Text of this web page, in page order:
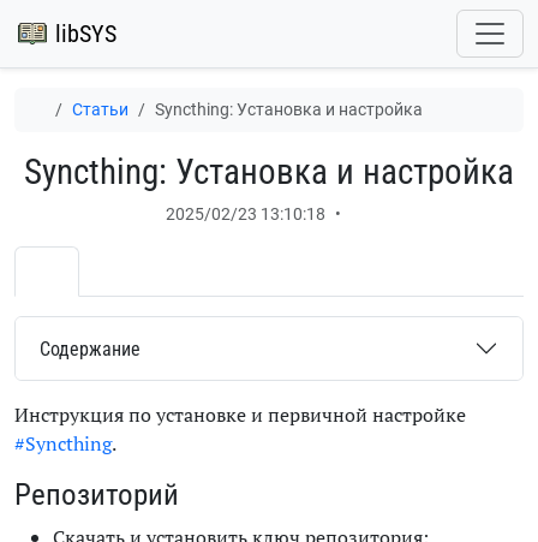
libSYS
Статьи Syncthing: Установка и настройка
Syncthing: Установка и настройка
2025/02/23 13:10:18 •
Содержание
Инструкция по установке и первичной настройке
#Syncthing.
Репозиторий